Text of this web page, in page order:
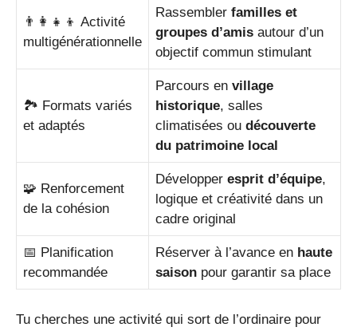
👨‍👩‍👧‍👦 Activité
multigénérationnelle
Rassembler familles et
groupes d’amis autour d’un
objectif commun stimulant
🏞️ Formats variés
et adaptés
Parcours en village
historique, salles
climatisées ou découverte
du patrimoine local
🧩 Renforcement
de la cohésion
Développer esprit d’équipe,
logique et créativité dans un
cadre original
📅 Planification
recommandée
Réserver à l’avance en haute
saison pour garantir sa place
Tu cherches une activité qui sort de l’ordinaire pour